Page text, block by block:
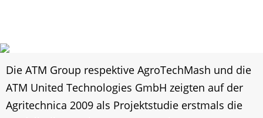
Die ATM Group respektive AgroTechMash und die
ATM United Technologies GmbH zeigten auf der
Agritechnica 2009 als Projektstudie erstmals die